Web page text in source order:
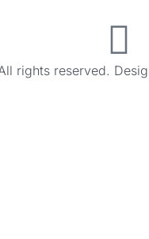
rights reserved.